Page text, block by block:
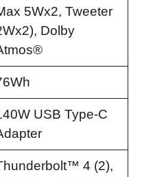
5Wx2, Tweeter
Dolby
USB Type-C
4 (2),